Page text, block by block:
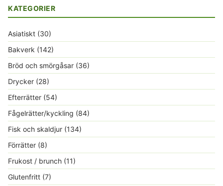
KATEGORIER
Asiatiskt (30)
Bakverk (142)
Bröd och smörgåsar (36)
Drycker (28)
Efterrätter (54)
Fågelrätter/kyckling (84)
Fisk och skaldjur (134)
Förrätter (8)
Frukost / brunch (11)
Glutenfritt (7)